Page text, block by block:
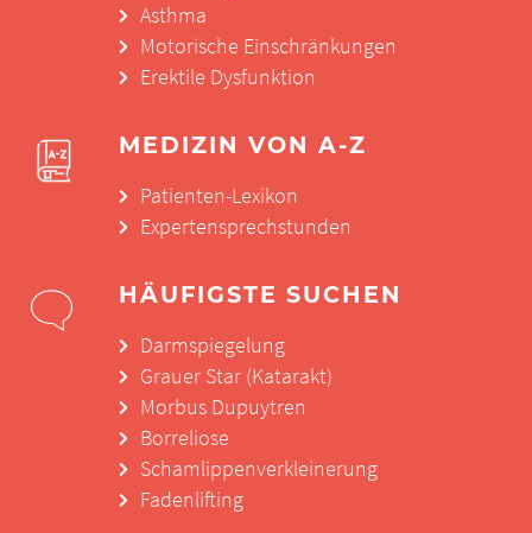
Asthma
Motorische Einschränkungen
Erektile Dysfunktion
MEDIZIN VON A-Z
Patienten-Lexikon
Expertensprechstunden
HÄUFIGSTE SUCHEN
Darmspiegelung
Grauer Star (Katarakt)
Morbus Dupuytren
Borreliose
Schamlippenverkleinerung
Fadenlifting